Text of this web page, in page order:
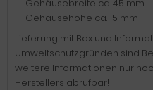
Gehäusebreite ca. 45 mm
Gehäusehöhe ca. 15 mm
Lieferung mit Box und
Umweltschutzgründen sind
weitere Informationen nur
Herstellers abrufbar!